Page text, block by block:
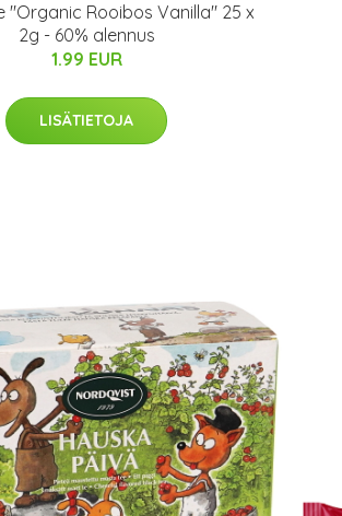
"Organic Rooibos Vanilla" 25 x
2g - 60% alennus
1.99 EUR
LISÄTIETOJA